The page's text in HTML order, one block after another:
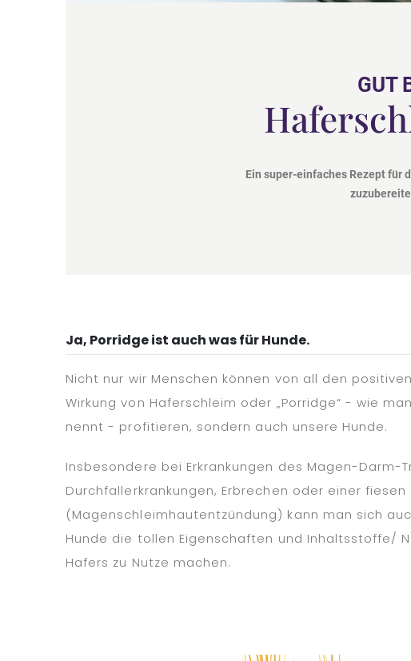
GUT
Ein super-einfaches Rezept für
Ja, Porridge ist auch was für Hunde.
Nicht nur wir Menschen können von all den
Wirkung von Haferschleim oder „Porridge“ - wie
nennt - profitieren, sondern auch unsere Hunde.
Insbesondere bei Erkrankungen des Magen-Darm-
Durchfallerkrankungen, Erbrechen oder einer fiesen
(Magenschleimhautentzündung) kann man sich
Hunde die tollen Eigenschaften und Inhaltsstoffe/
Hafers zu Nutze machen.